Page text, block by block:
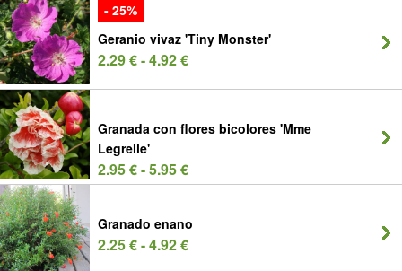
- 25%
Geranio vivaz 'Tiny Monster'
2.29 € - 4.92 €
Granada con flores bicolores 'Mme
Legrelle'
2.95 € - 5.95 €
Granado enano
2.25 € - 4.92 €